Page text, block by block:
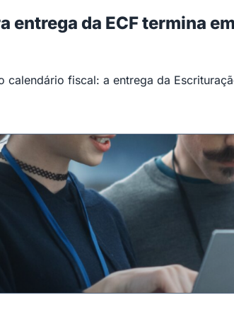
entrega da ECF termina
fiscal: a entrega da